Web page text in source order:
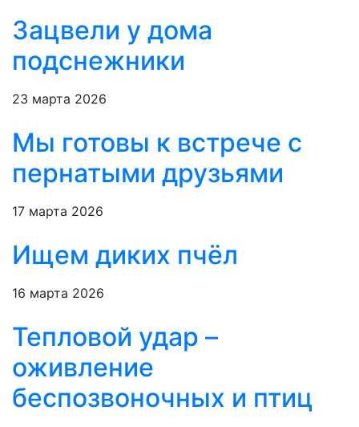
Зацвели у дома
подснежники
23 марта 2026
Мы готовы к встрече с
пернатыми друзьями
17 марта 2026
Ищем диких пчёл
16 марта 2026
Тепловой удар –
оживление
беспозвоночных и птиц